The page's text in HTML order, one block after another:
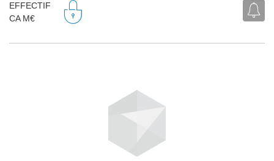
EFFECTIF
CA M€